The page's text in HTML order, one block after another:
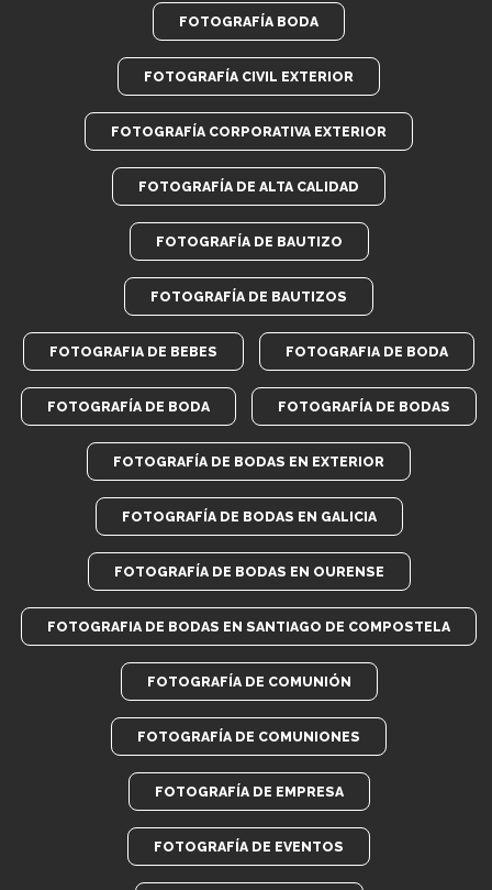
FOTOGRAFÍA BODA
FOTOGRAFÍA CIVIL EXTERIOR
FOTOGRAFÍA CORPORATIVA EXTERIOR
FOTOGRAFÍA DE ALTA CALIDAD
FOTOGRAFÍA DE BAUTIZO
FOTOGRAFÍA DE BAUTIZOS
FOTOGRAFIA DE BEBES FOTOGRAFIA DE BODA
FOTOGRAFÍA DE BODA FOTOGRAFÍA DE BODAS
FOTOGRAFÍA DE BODAS EN EXTERIOR
FOTOGRAFÍA DE BODAS EN GALICIA
FOTOGRAFÍA DE BODAS EN OURENSE
FOTOGRAFIA DE BODAS EN SANTIAGO DE COMPOSTELA
FOTOGRAFÍA DE COMUNIÓN
FOTOGRAFÍA DE COMUNIONES
FOTOGRAFÍA DE EMPRESA
FOTOGRAFÍA DE EVENTOS